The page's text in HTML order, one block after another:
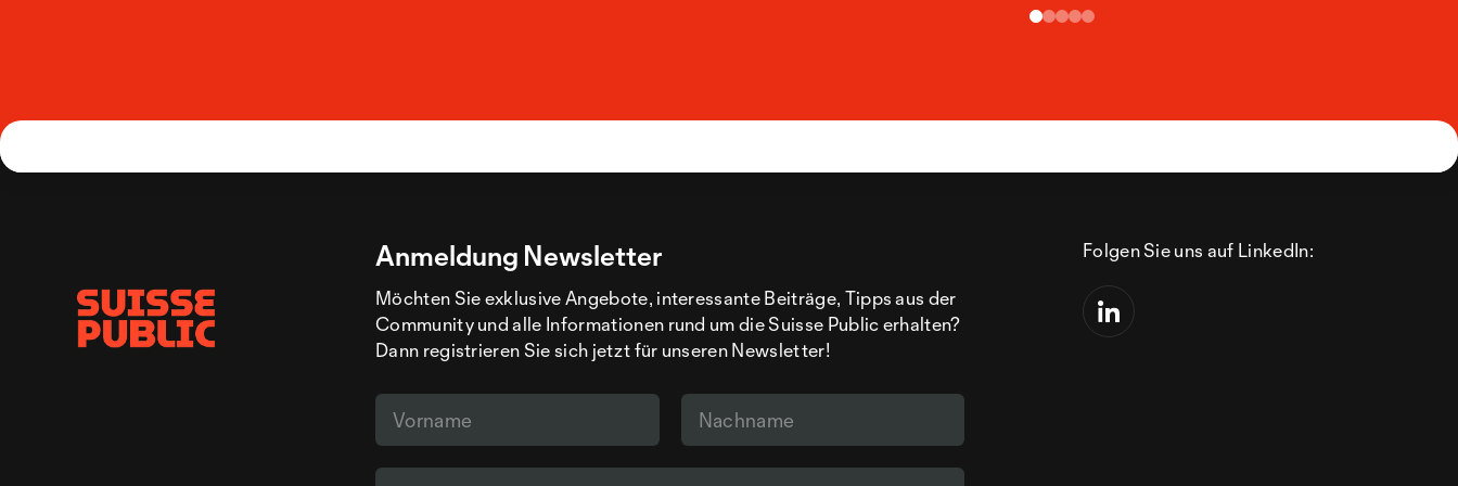
Anmeldung Newsletter
Möchten Sie exklusive Angebote, interessante Beiträge, Tipps aus der
Community und alle Informationen rund um die Suisse Public erhalten?
Dann registrieren Sie sich jetzt für unseren Newsletter!
Folgen Sie uns auf LinkedIn: